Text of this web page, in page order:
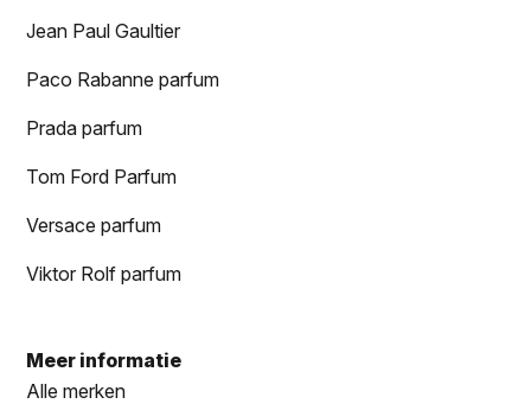
Jean Paul Gaultier
Paco Rabanne parfum
Prada parfum
Tom Ford Parfum
Versace parfum
Viktor Rolf parfum
Meer informatie
Alle merken